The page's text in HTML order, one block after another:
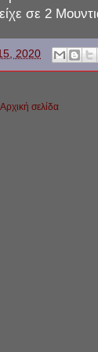
σε 2
2020
Αρχική σελίδα